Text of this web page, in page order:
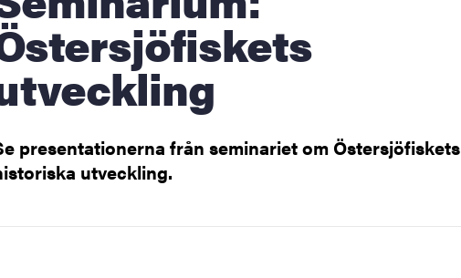
havet
presentationerna från seminariet om Östersjöfiskets
utveckling.